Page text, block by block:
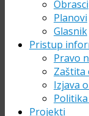
Obrasci
Planovi
Glasnik
Pristup
Pravo
Zaštita
Izjava
Projekti